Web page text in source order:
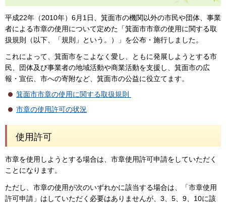
平成22年（2010年）6月1日、箕面市の機関以外の市民や団体、事業
者による市章の使用について定めた「箕面市市章の使用に関する取
扱規則（以下、「規則」という。）」を公布・施行しました。
これによって、箕面市をこよなく愛し、ともに発展しようとする市
民、団体及び事業者の地域活動や商業活動を支援し、箕面市の広
報・宣伝、市への寄附など、箕面市の公益に役立てます。
箕面市市章の使用に関する取扱規則
市章の使用許可の状況
使用許可
市章を使用しようとする場合は、市章使用許可申請をしていただく
ことになります。
ただし、市章の使用が次のいずれかに該当する場合は、「市章使用
許可申請」はしていただく必要はありませんが、3、5、9、10に該